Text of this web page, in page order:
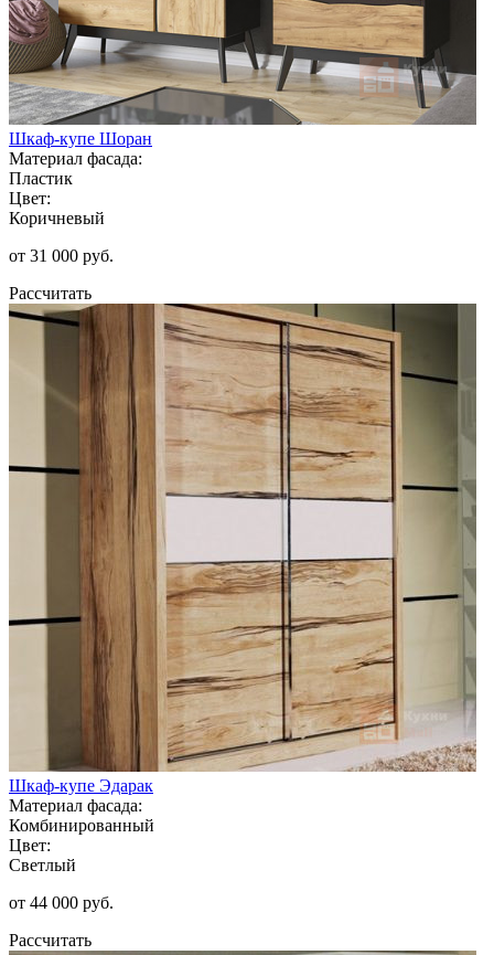
Шкаф-купе Шоран
Материал фасада:
Пластик
Цвет:
Коричневый
от 31 000 руб.
Рассчитать
Шкаф-купе Эдарак
Материал фасада:
Комбинированный
Цвет:
Светлый
от 44 000 руб.
Рассчитать